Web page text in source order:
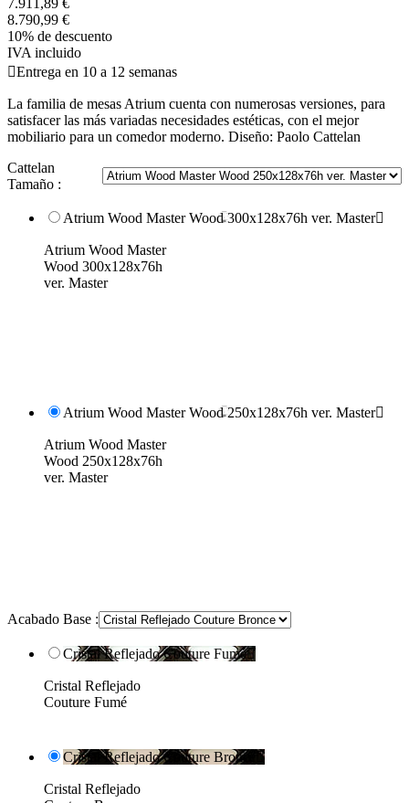
7.911,89 €
8.790,99 €
10% de descuento
IVA incluido
Entrega en 10 a 12 semanas
La familia de mesas Atrium cuenta con numerosas versiones, para
satisfacer las más variadas necesidades estéticas, con el mejor
mobiliario para un comedor moderno. Diseño: Paolo Cattelan
Cattelan
Tamaño :
Atrium Wood Master Wood 300x128x76h ver. Master
Atrium Wood Master
Wood 300x128x76h
ver. Master
Atrium Wood Master Wood 250x128x76h ver. Master
Atrium Wood Master
Wood 250x128x76h
ver. Master
Acabado Base :
Cristal Reflejado Couture Fumé
Cristal Reflejado
Couture Fumé
Cristal Reflejado Couture Bronce 
Cristal Reflejado